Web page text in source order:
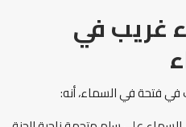
غريب في
فتحة في السماء، أنه: